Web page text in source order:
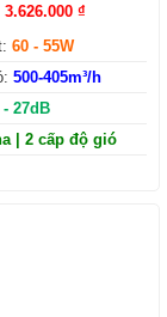
3.626.000 ₫
60 - 55W
500-405m³/h
- 27dB
| 2 cấp độ gió